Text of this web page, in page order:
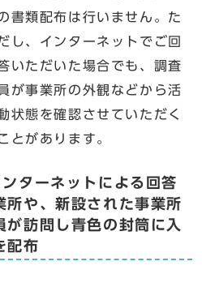
書類配布は行いません。た
し、インターネットでご回
いただいた場合でも、調査
が事業所の外観などから活
状態を確認させていただく
とがあります。
ターネットによる回答
所や、新設された事業所
が訪問し青色の封筒に入
配布